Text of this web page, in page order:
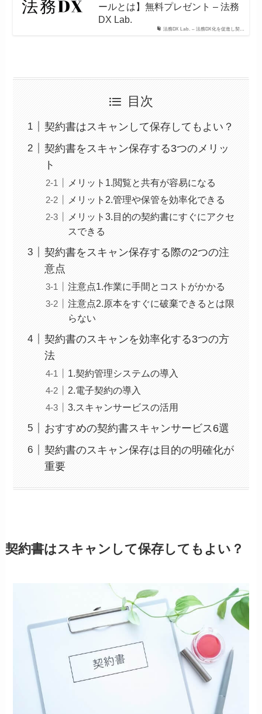
法務DX Lab. – 法務DX化を促進し契…
ールとは】無料プレゼント – 法務
DX Lab.
目次
契約書はスキャンして保存してもよい？
契約書をスキャン保存する3つのメリッ
ト
メリット1.閲覧と共有が容易になる
メリット2.管理や保管を効率化できる
メリット3.目的の契約書にすぐにアクセ
スできる
契約書をスキャン保存する際の2つの注
意点
注意点1.作業に手間とコストがかかる
注意点2.原本をすぐに破棄できるとは限
らない
契約書のスキャンを効率化する3つの方
法
1.契約管理システムの導入
2.電子契約の導入
3.スキャンサービスの活用
おすすめの契約書スキャンサービス6選
契約書のスキャン保存は目的の明確化が
重要
契約書はスキャンして保存してもよい？